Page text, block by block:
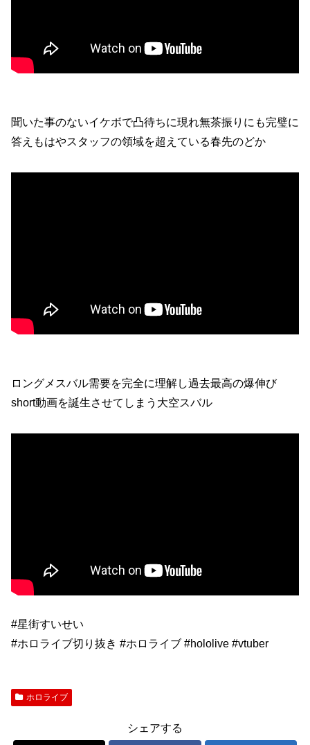
聞いた事のないイケボで凸待ちに現れ無茶振りにも完璧に
答えもはやスタッフの領域を超えている春先のどか
ロングメスバル需要を完全に理解し過去最高の爆伸び
short動画を誕生させてしまう大空スバル
#星街すいせい
#ホロライブ切り抜き #ホロライブ #hololive #vtuber
ホロライブ
シェアする